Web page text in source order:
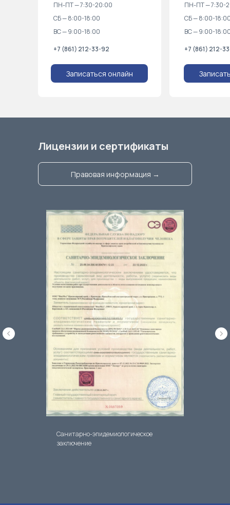
ПН-ПТ — 7:30-20:00
СБ — 8:00-18:00
ВС — 9:00-18:00
+7 (861) 212-33-92
Записаться онлайн
ПН-ПТ — 7:30-
СБ — 8:00-
ВС — 9:00-
+7 (861) 212-
Лицензии и сертификаты
Правовая информация →
Санитарно-эпидемиологическое
заключение